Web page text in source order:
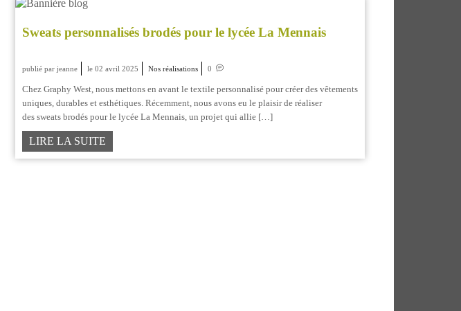
Sweats personnalisés brodés pour le lycée La Mennais
publié par jeanne le 02 avril 2025 Nos réalisations 0
Chez Graphy West, nous mettons en avant le textile personnalisé pour créer des vêtements
uniques, durables et esthétiques. Récemment, nous avons eu le plaisir de réaliser
des sweats brodés pour le lycée La Mennais, un projet qui allie […]
LIRE LA SUITE